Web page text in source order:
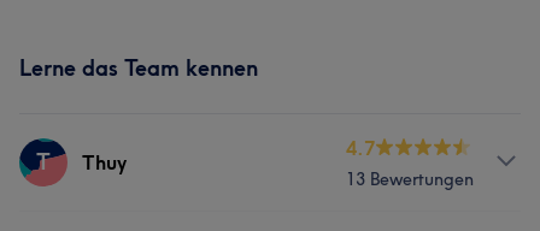
Lerne das Team kennen
T Thuy
4.7
13 Bewertungen